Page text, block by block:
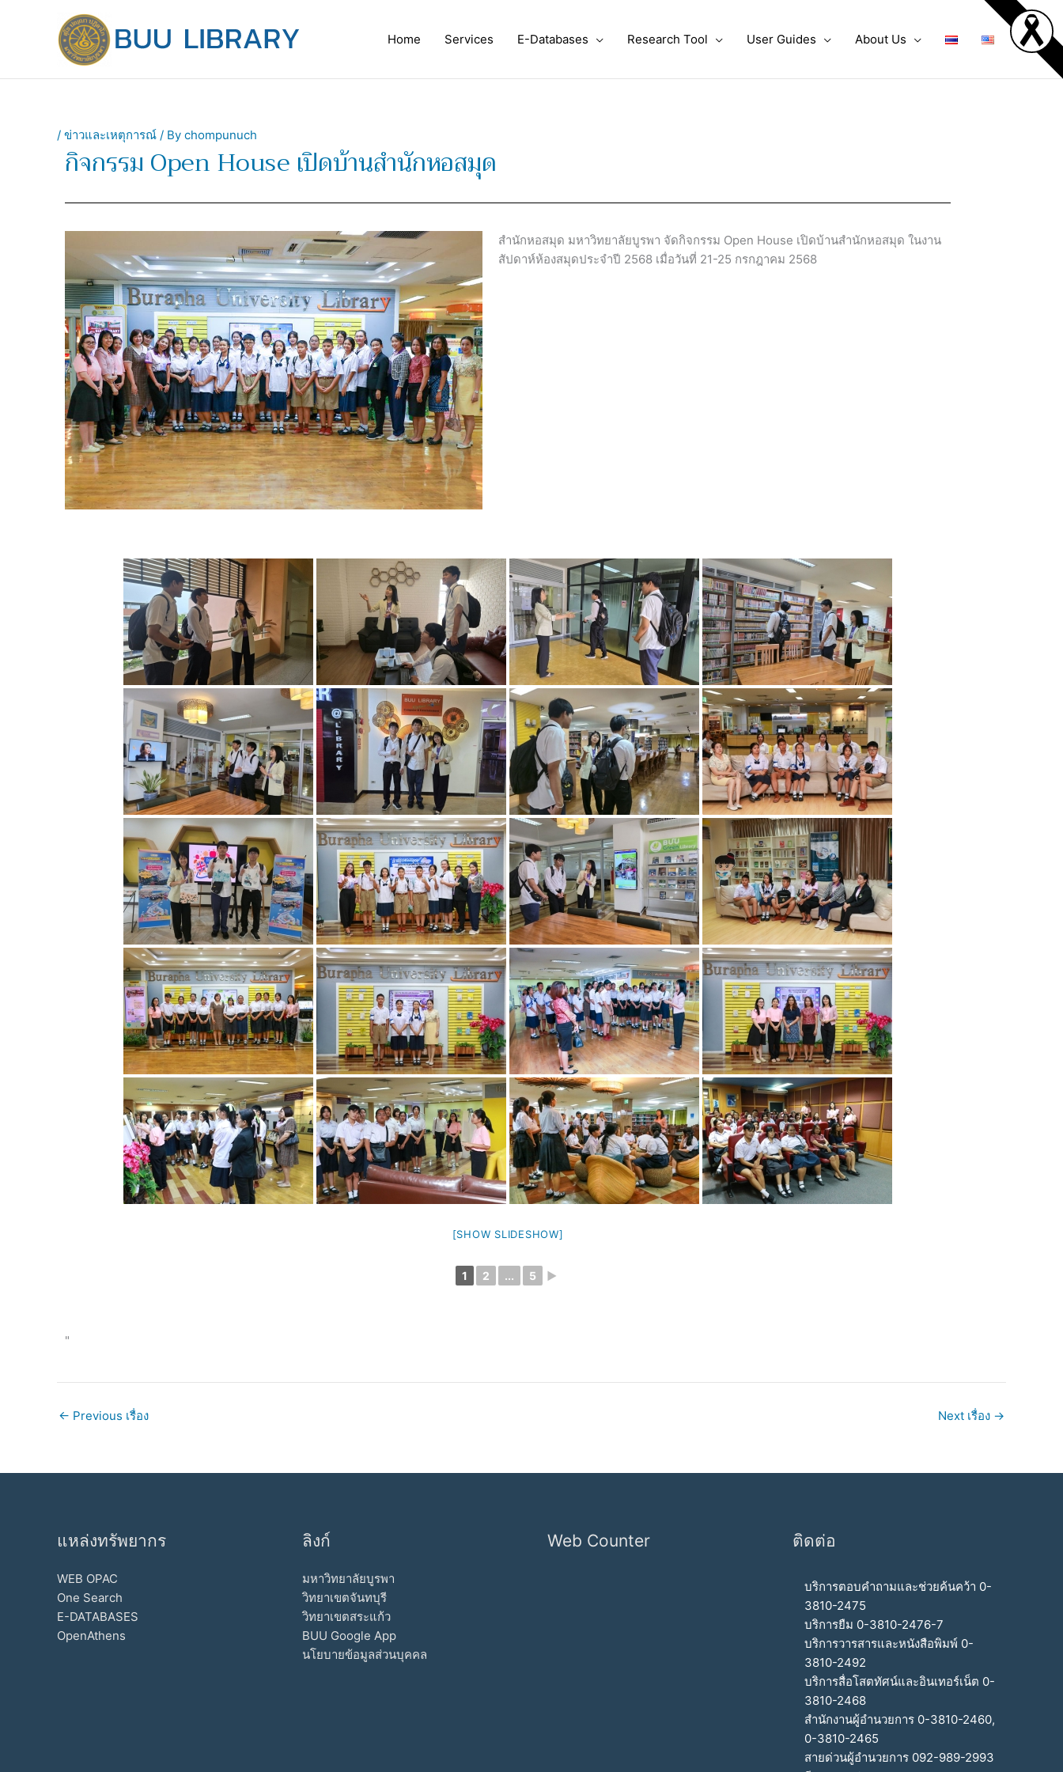
Home Services E-Databases Research Tool User Guides About Us
/ ข่าวและเหตุการณ์ / By chompunuch
กิจกรรม Open House เปิดบ้านสำนักหอสมุด
สำนักหอสมุด มหาวิทยาลัยบูรพา จัดกิจกรรม Open House เปิดบ้านสำนักหอสมุด ในงาน
สัปดาห์ห้องสมุดประจำปี 2568 เมื่อวันที่ 21-25 กรกฎาคม 2568
[SHOW SLIDESHOW]
1 2 ... 5 ►
"
← Previous เรื่อง Next เรื่อง →
แหล่งทรัพยากร
WEB OPAC
One Search
E-DATABASES
OpenAthens
ลิงก์
มหาวิทยาลัยบูรพา
วิทยาเขตจันทบุรี
วิทยาเขตสระแก้ว
BUU Google App
นโยบายข้อมูลส่วนบุคคล
Web Counter ติดต่อ
บริการตอบคำถามและช่วยค้นคว้า 0-
3810-2475
บริการยืม 0-3810-2476-7
บริการวารสารและหนังสือพิมพ์ 0-
3810-2492
บริการสื่อโสตทัศน์และอินเทอร์เน็ต 0-
3810-2468
สำนักงานผู้อำนวยการ 0-3810-2460,
0-3810-2465
สายด่วนผู้อำนวยการ 092-989-2993